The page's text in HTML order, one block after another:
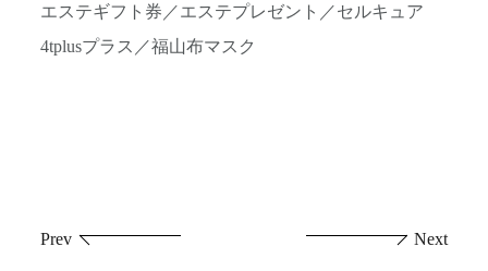
エステギフト券／エステプレゼント／セルキュア
4tplusプラス／福山布マスク
Prev Next